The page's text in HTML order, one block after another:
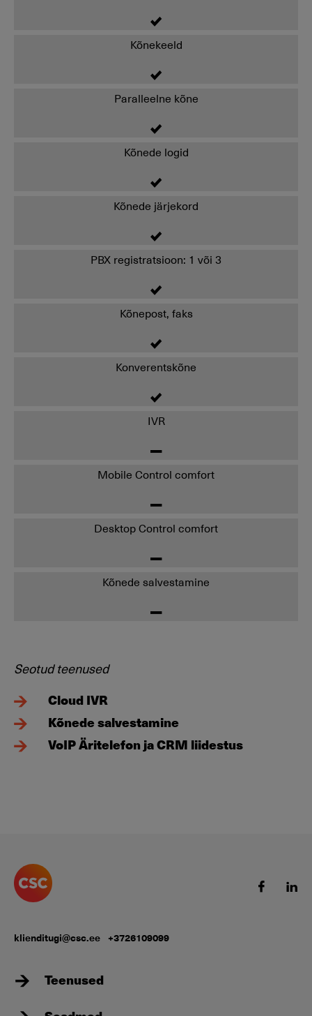
Kõnekeeld
Paralleelne kõne
Kõnede logid
Kõnede järjekord
PBX registratsioon: 1 või 3
Kõnepost, faks
Konverentskõne
IVR
Mobile Control comfort
Desktop Control comfort
Kõnede salvestamine
Seotud teenused
Cloud IVR
Kõnede salvestamine
VoIP Äritelefon ja CRM liidestus
klienditugi@csc.ee +3726109099
Teenused